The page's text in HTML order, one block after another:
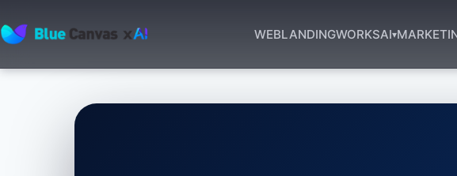
BLUECANVAS
WEBLANDINGWORKSAI▾